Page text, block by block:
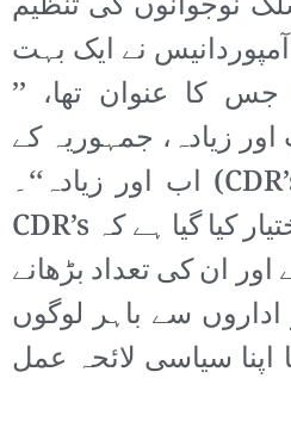
نے ایک بہت
کا عنوان تھا، ’’
زیادہ، جمہوریہ کے
دفاع کی کمیٹیاں (CDR’s) اب اور زیادہ‘‘۔
آرٹیکل میں موقف اختیار کیا گیا ہے کہ CDR’s
ان کی تعداد بڑھانے
سے باہر لوگوں
اپنا سیاسی لائحہ عمل